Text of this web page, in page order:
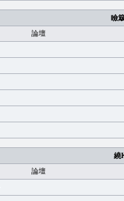
瞼
論壇
繞
論壇